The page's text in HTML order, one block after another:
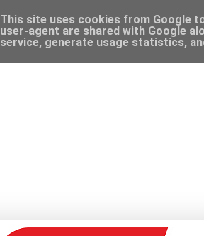
This site uses cookies from Google
user-agent are shared with Google
service, generate usage statistics,